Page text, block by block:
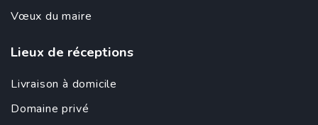
Vœux du maire
Lieux de réceptions
Livraison à domicile
Domaine privé